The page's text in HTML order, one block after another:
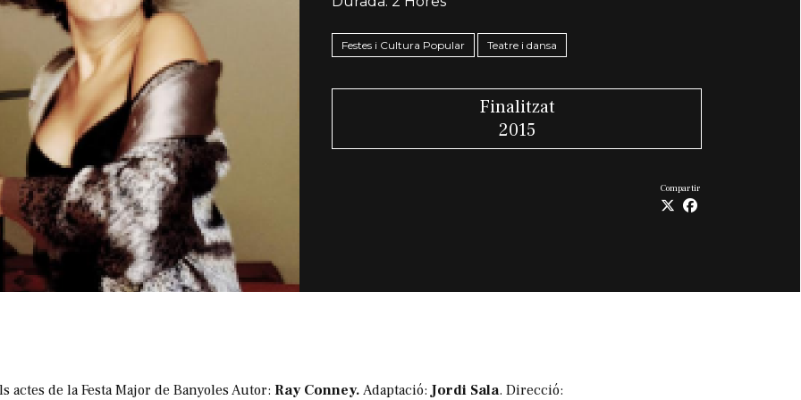
Festes i Cultura Popular Teatre i dansa
Finalitzat
2015
Compartir
actes de la Festa Major de Banyoles Autor: Ray Conney. Adaptació:Jordi Sala. Direcció: